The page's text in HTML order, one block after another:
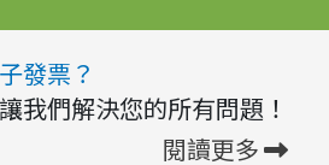
發票？
我們解決您的所有問題！
閱讀更多